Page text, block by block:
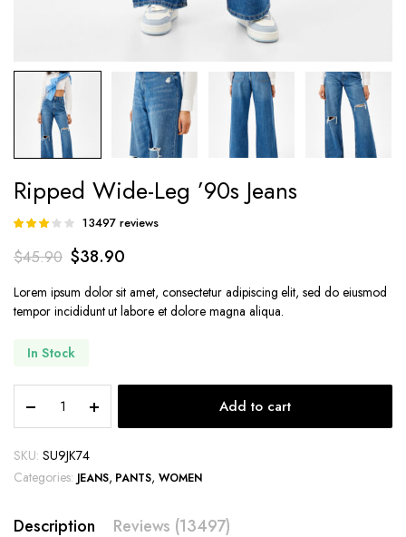
Ripped Wide-Leg ’90s Jeans
Rated
out of
based
on
4090
customer
13497reviews
$45.90 $38.90
Lorem ipsum dolor sit amet, consectetur adipiscing elit, sed do eiusmod
tempor incididunt ut labore et dolore magna aliqua.
In Stock
Wide-
Leg
’90s
Jeans
quantity
Add to cart
SKU: SU9JK74
Categories: JEANS, PANTS,WOMEN
Description Reviews (13497)